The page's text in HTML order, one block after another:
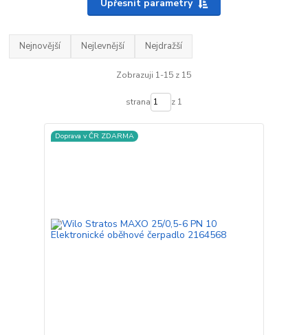
Upřesnit parametry
Nejnovější Nejlevnější Nejdražší
Zobrazuji 1-15 z 15
strana z 1
Doprava v ČR ZDARMA